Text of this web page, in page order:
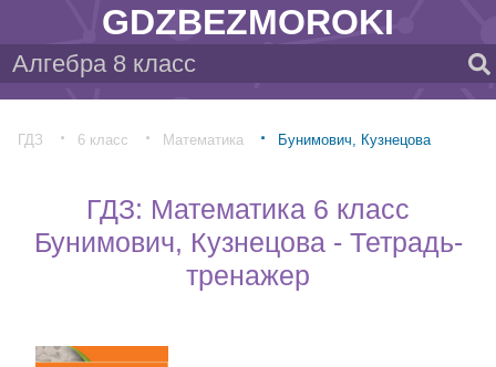
GDZBEZMOROKI
ГДЗ 6 класс Математика Бунимович, Кузнецова
ГДЗ: Математика 6 класс
Бунимович, Кузнецова - Тетрадь-
тренажер